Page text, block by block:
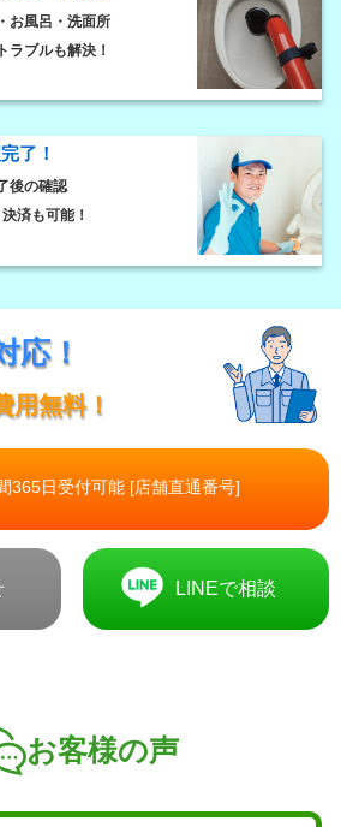
お風呂・洗面所
ラブルも解決！
了！
後の確認
済も可能！
応！
用無料！
365日受付可能 [店舗直通番号]
LINEで相談
お客様の声